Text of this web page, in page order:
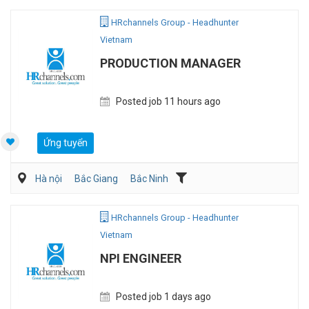
HRchannels Group - Headhunter
Vietnam
PRODUCTION MANAGER
Posted job 11 hours ago
Ứng tuyển
Hà nội Bắc Giang
Bắc Ninh
Kỹ sư Công Nghiệp (IE)/Cải tiến sản xuất
HRchannels Group - Headhunter
Vietnam
NPI ENGINEER
Posted job 1 days ago